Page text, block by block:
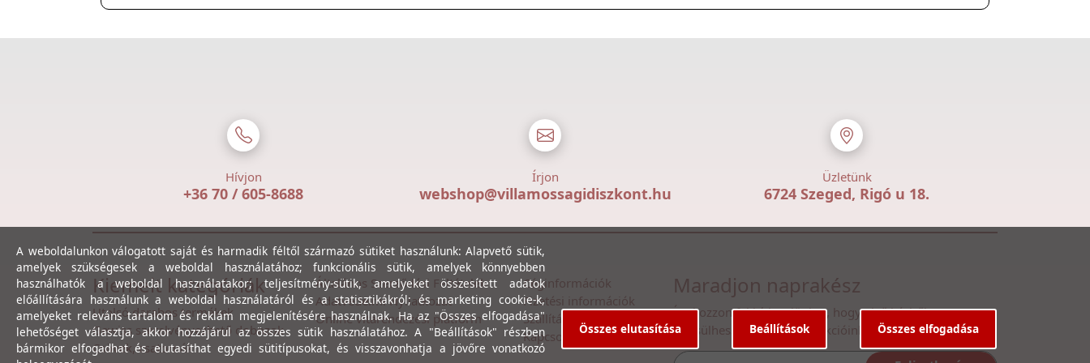
Hívjon
+36 70 / 605-8688
Írjon
webshop@villamossagidiszkont.hu
Üzletünk
6724 Szeged, Rigó u 18.
Kiemelt kategóriák
Utolsó darabos termékek
Gewiss szerelvényezhető dobozok
Csövek, csatornák
Általános Szerződési Feltételek
Adatvédelmi Nyilatkozat
Online vitarendezési platform
Céginformációk
Fizetési információk
Szállítási információk
Kapcsolat
Maradjon naprakész
Íratkozzon fel hírlevelünkre, hogy első kézből
értesülhessen legfrissebb akcióinkról
A weboldalunkon válogatott saját és harmadik féltől származó sütiket használunk: Alapvető sütik,
amelyek szükségesek a weboldal használatához; funkcionális sütik, amelyek könnyebben
használhatók a weboldal használatakor; teljesítmény-sütik, amelyeket összesített adatok
előállítására használunk a weboldal használatáról és a statisztikákról; és marketing cookie-k,
amelyeket releváns tartalom és reklám megjelenítésére használnak. Ha az "Összes elfogadása"
lehetőséget választja, akkor hozzájárul az összes sütik használatához. A "Beállítások" részben
bármikor elfogadhat és elutasíthat egyedi sütitípusokat, és visszavonhatja a jövőre vonatkozó
Összes elutasítása Beállítások Összes elfogadása